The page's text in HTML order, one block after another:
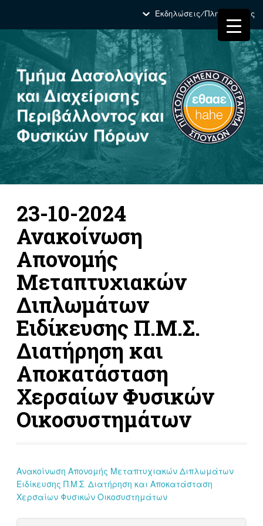
Εκδηλώσεις/Πληροφορίες
23-10-2024
Ανακοίνωση
Απονομής
Μεταπτυχιακών
Διπλωμάτων
Ειδίκευσης Π.Μ.Σ.
Διατήρηση και
Αποκατάσταση
Χερσαίων Φυσικών
Οικοσυστημάτων
Ανακοίνωση Απονομής Μεταπτυχιακών Διπλωμάτων
Ειδίκευσης Π.Μ.Σ. Διατήρηση και Αποκατάσταση
Χερσαίων Φυσικών Οικοσυστημάτων